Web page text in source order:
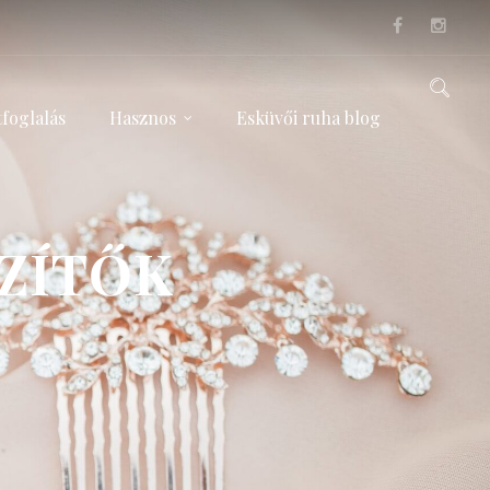
Hasznos Esküvői ruha blog